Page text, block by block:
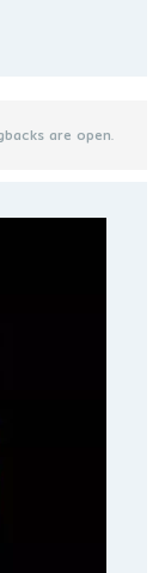
are open.